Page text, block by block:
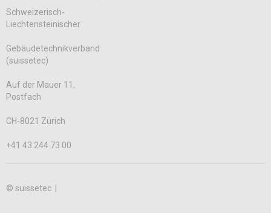
Schweizerisch-
Liechtensteinischer
Gebäudetechnikverband
(suissetec)
Auf der Mauer 11,
Postfach
CH-8021 Zürich
+41 43 244 73 00
© suissetec |